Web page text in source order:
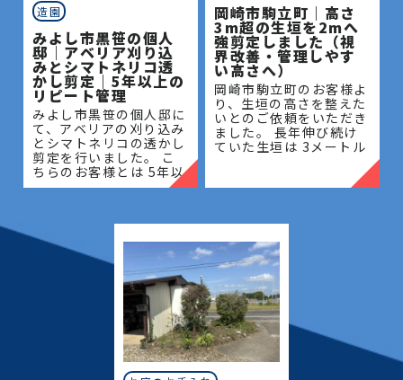
造園
みよし市黒笹の個人
邸｜アベリア刈り込
みとシマトネリコ透
かし剪定｜5年以上の
リピート管理
みよし市黒笹の個人邸に
て、アベリアの刈り込み
とシマトネリコの透かし
剪定を行いました。 こ
ちらのお客様とは 5年以
上のお付き合いがあり、
と樹木の健やかな成長を
サポー
岡崎市駒立町｜高さ
3m超の生垣を2mへ
強剪定しました（視
界改善・管理しやす
い高さへ）
岡崎市駒立町のお客様よ
り、生垣の高さを整えた
いとのご依頼をいただき
ました。 長年伸び続け
ていた生垣は 3メートル
り、管理が難しく、日当
たりや風通しにも影響が